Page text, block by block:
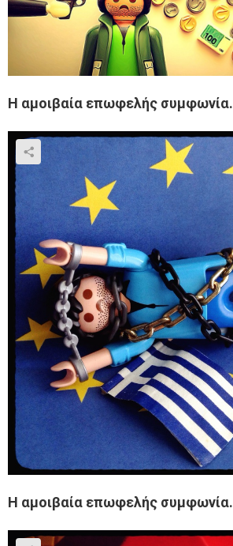
Η αμοιβαία επωφελής συμφωνία.
Η αμοιβαία επωφελής συμφωνία.